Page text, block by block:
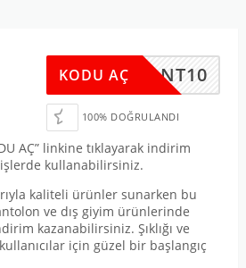
MYGANT10
KODU AÇ
100% DOĞRULANDI
AÇ” linkine tıklayarak indirim
kullanabilirsiniz.
kaliteli ürünler sunarken bu
ve dış giyim ürünlerinde
kazanabilirsiniz. Şıklığı ve
için güzel bir başlangıç